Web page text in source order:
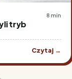
8 min
tryb
Czytaj →